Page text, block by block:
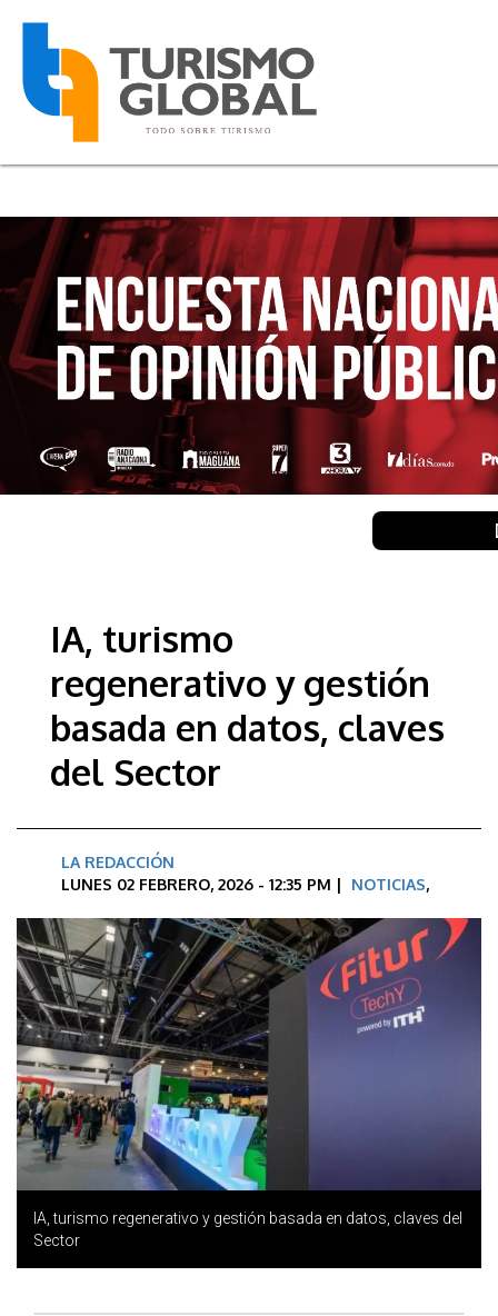
IA, turismo
regenerativo y gestión
basada en datos, claves
del Sector
LA REDACCIÓN
LUNES 02 FEBRERO, 2026 - 12:35 PM | NOTICIAS,
IA, turismo regenerativo y gestión basada en datos, claves del
Sector